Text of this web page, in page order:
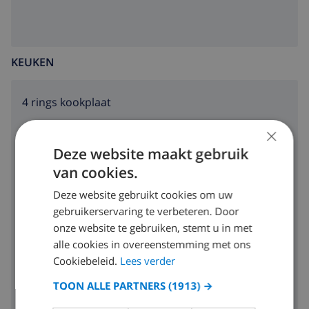
internet (WiFi)
beddengoed en handdoeken
half pension en ontbijt
airportservice
kook service, wasserette service en babysit service
extra bed en kinderbed/babybed (op aanvraag)
Sportactiviteiten
tennis (binnen 5 kilometer van de villa)
paardrijden (binnen 10 kilometer van de villa)
KEUKEN
4 rings kookplaat
oven
magnetron
broodrooster
vaatwasser
wasmachine
×
Deze website maakt gebruik
van cookies.
Deze website gebruikt cookies om uw
gebruikerservaring te verbeteren. Door
onze website te gebruiken, stemt u in met
alle cookies in overeenstemming met ons
Cookiebeleid. Lees verder
TOON ALLE PARTNERS(1913) →